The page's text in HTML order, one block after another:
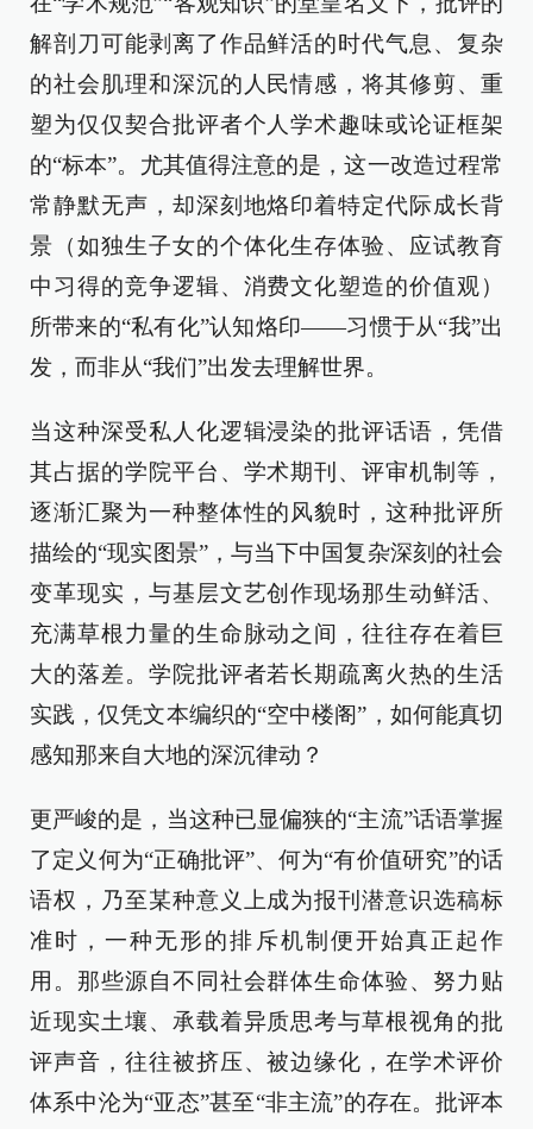
解剖刀可能剥离了作品鲜活的时代气息、复杂
的社会肌理和深沉的人民情感，将其修剪、重
塑为仅仅契合批评者个人学术趣味或论证框架
的“标本”。尤其值得注意的是，这一改造过程常
常静默无声，却深刻地烙印着特定代际成长背
景（如独生子女的个体化生存体验、应试教育
中习得的竞争逻辑、消费文化塑造的价值观）
所带来的“私有化”认知烙印——习惯于从“我”出
发，而非从“我们”出发去理解世界。
当这种深受私人化逻辑浸染的批评话语，凭借
其占据的学院平台、学术期刊、评审机制等，
逐渐汇聚为一种整体性的风貌时，这种批评所
描绘的“现实图景”，与当下中国复杂深刻的社会
变革现实，与基层文艺创作现场那生动鲜活、
充满草根力量的生命脉动之间，往往存在着巨
大的落差。学院批评者若长期疏离火热的生活
实践，仅凭文本编织的“空中楼阁”，如何能真切
感知那来自大地的深沉律动？
更严峻的是，当这种已显偏狭的“主流”话语掌握
了定义何为“正确批评”、何为“有价值研究”的话
语权，乃至某种意义上成为报刊潜意识选稿标
准时，一种无形的排斥机制便开始真正起作
用。那些源自不同社会群体生命体验、努力贴
近现实土壤、承载着异质思考与草根视角的批
评声音，往往被挤压、被边缘化，在学术评价
体系中沦为“亚态”甚至“非主流”的存在。批评本